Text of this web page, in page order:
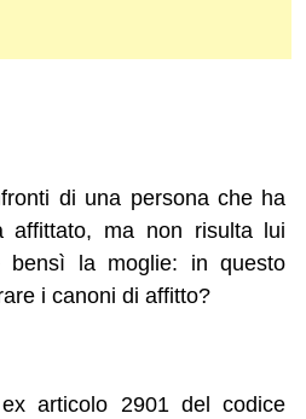
di una persona che ha
affittato, ma non risulta lui
bensì la moglie: in questo
i canoni di affitto?
ex articolo 2901 del codice